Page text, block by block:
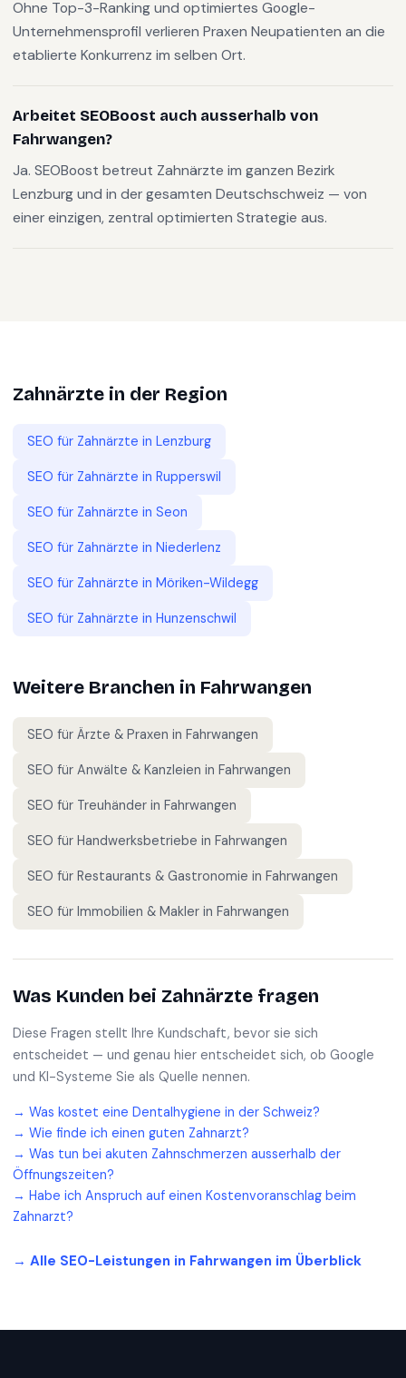
Ohne Top-3-Ranking und optimiertes Google-
Unternehmensprofil verlieren Praxen Neupatienten an die
etablierte Konkurrenz im selben Ort.
Arbeitet SEOBoost auch ausserhalb von
Fahrwangen?
Ja. SEOBoost betreut Zahnärzte im ganzen Bezirk
Lenzburg und in der gesamten Deutschschweiz — von
einer einzigen, zentral optimierten Strategie aus.
Zahnärzte in der Region
SEO für Zahnärzte in Lenzburg
SEO für Zahnärzte in Rupperswil
SEO für Zahnärzte in Seon
SEO für Zahnärzte in Niederlenz
SEO für Zahnärzte in Möriken-Wildegg
SEO für Zahnärzte in Hunzenschwil
Weitere Branchen in Fahrwangen
SEO für Ärzte & Praxen in Fahrwangen
SEO für Anwälte & Kanzleien in Fahrwangen
SEO für Treuhänder in Fahrwangen
SEO für Handwerksbetriebe in Fahrwangen
SEO für Restaurants & Gastronomie in Fahrwangen
SEO für Immobilien & Makler in Fahrwangen
Was Kunden bei Zahnärzte fragen
Diese Fragen stellt Ihre Kundschaft, bevor sie sich
entscheidet — und genau hier entscheidet sich, ob Google
und KI-Systeme Sie als Quelle nennen.
→ Was kostet eine Dentalhygiene in der Schweiz?
→ Wie finde ich einen guten Zahnarzt?
→ Was tun bei akuten Zahnschmerzen ausserhalb der
Öffnungszeiten?
→ Habe ich Anspruch auf einen Kostenvoranschlag beim
Zahnarzt?
→ Alle SEO-Leistungen in Fahrwangen im Überblick